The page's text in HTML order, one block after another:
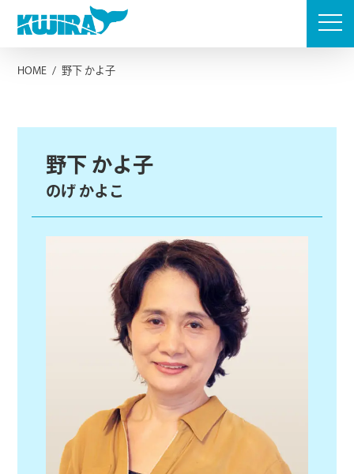
Skip
content
HOME / 野下 かよ子
野下 かよ子
のげ かよこ